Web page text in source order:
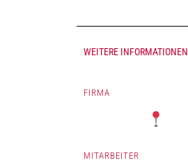
WEITERE INFORMATIONEN
FIRMA
MITARBEITER